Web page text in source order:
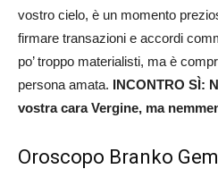
vostro cielo, è un momento
firmare transazioni e accordi
po’ troppo materialisti, ma è
persona amata. INCONTRO SÌ:
vostra cara Vergine, ma
Oroscopo Branko